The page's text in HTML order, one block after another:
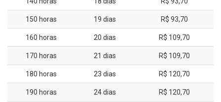
150 horas 19 dias R$ 93,70
160 horas 20 dias R$ 109,70
170 horas 21 dias R$ 109,70
180 horas 23 dias R$ 120,70
190 horas 24 dias R$ 120,70